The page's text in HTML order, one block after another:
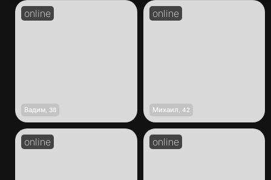
Вадим 38 Михаил 42